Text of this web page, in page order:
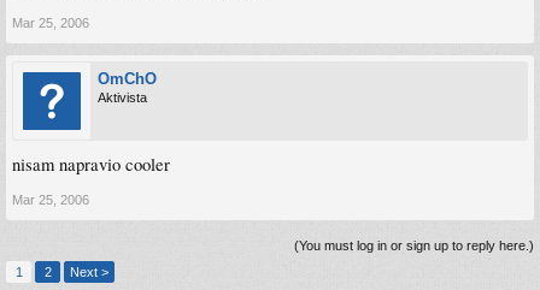
Mar 25, 2006
OmChO
Aktivista
nisam napravio cooler
Mar 25, 2006
(You must log in or sign up to reply here.)
1
2 Next >